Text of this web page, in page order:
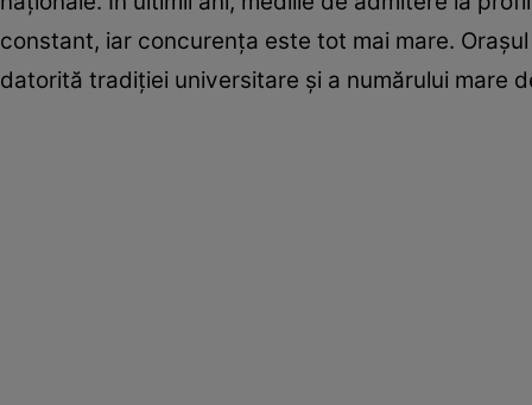
constant, iar concurența este tot mai mare.
datorită tradiției universitare și a numărului mare